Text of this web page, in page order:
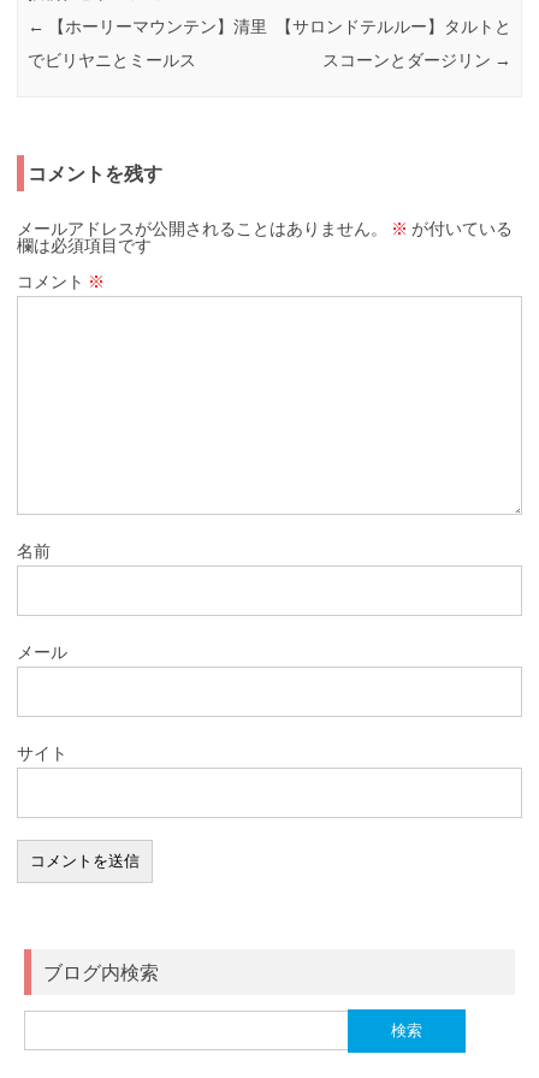
←
【ホーリーマウンテン】清里
でビリヤニとミールス
【サロンドテルルー】タルトと
スコーンとダージリン →
コメントを残す
メールアドレスが公開されることはありません。 ※ が付いている
欄は必須項目です
コメント ※
名前
メール
サイト
ブログ内検索
索: